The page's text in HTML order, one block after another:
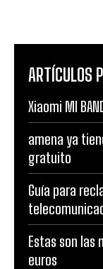
ARTÍCULOS
Xiaomi MI
amena ya
gratuito
Guía para
Estas son las
euros